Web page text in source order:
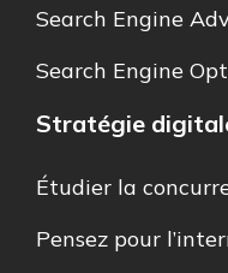
Search Engine
Search Engine
Stratégie
Étudier la
Pensez pour